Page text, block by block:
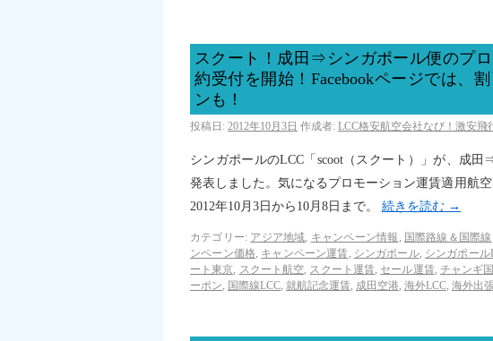
スクート！成田⇒シンガポール便のプ
約受付を開始！Facebookページでは、
ンも！
投稿日: 2012年10月3日 作成者: LCC格安航空会社なび！激安飛
シンガポールのLCC「scoot（スクート）」が、成
発表しました。気になるプロモーション運賃適用航
2012年10月3日から10月8日まで。 続きを読む →
カテゴリー: アジア地域, キャンペーン情報 , 国際路線＆国際線
ンペーン価格, キャンペーン運賃, シンガポール, シンガポール
ート東京, スクート航空, スクート運賃, セール運賃, チャンギ
ーポン, 国際線LCC, 就航記念運賃, 成田空港, 海外LCC, 海外出張